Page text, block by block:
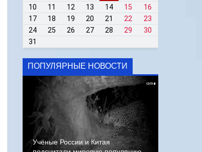
10
11 12 13 14 15
16
17
18 19 20 21 22
23
24
25 26 27 28 29
30
31
ПОПУЛЯРНЫЕ НОВОСТИ
Учёные России и Китая